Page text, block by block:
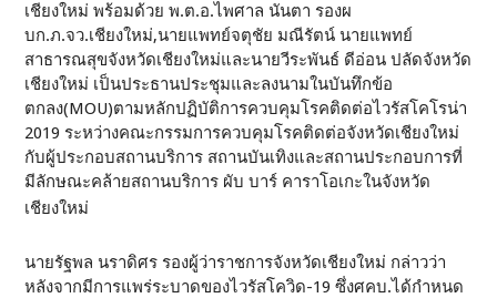
เชียงใหม่ พร้อมด้วย พ.ต.อ.ไพศาล นันตา รองผ
บก.ภ.จว.เชียงใหม่,นายแพทย์จตุชัย มณีรัตน์ นายแพทย์
สาธารณสุขจังหวัดเชียงใหม่และนายวีระพันธ์ ดีอ่อน ปลัดจังหวัด
เชียงใหม่ เป็นประธานประชุมและลงนามในบันทึกข้อ
ตกลง(MOU)ตามหลักปฏิบัติการควบคุมโรคติดต่อไวรัสโคโรน่า
2019 ระหว่างคณะกรรมการควบคุมโรคติดต่อจังหวัดเชียงใหม่
กับผู้ประกอบสถานบริการ สถานบันเทิงและสถานประกอบการที่
มีลักษณะคล้ายสถานบริการ ผับ บาร์ คาราโอเกะในจังหวัด
เชียงใหม่
นายรัฐพล นราดิศร รองผู้ว่าราชการจังหวัดเชียงใหม่ กล่าวว่า
หลังจากมีการแพร่ระบาดของไวรัสโควิด-19 ซึ่งศคบ.ได้กำหนด